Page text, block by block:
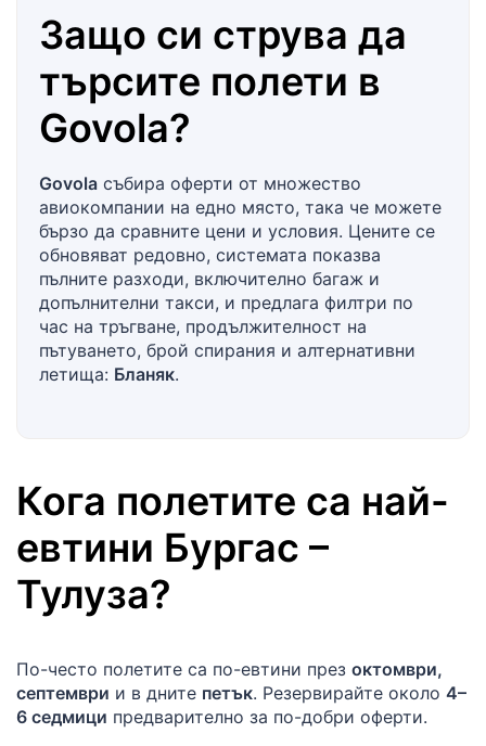
Защо си струва да
търсите полети в
Govola?
Govola събира оферти от множество
авиокомпании на едно място, така че можете
бързо да сравните цени и условия. Цените се
обновяват редовно, системата показва
пълните разходи, включително багаж и
допълнителни такси, и предлага филтри по
час на тръгване, продължителност на
пътуването, брой спирания и алтернативни
летища: Бланяк.
Кога полетите са най-
евтини Бургас –
Тулуза?
По-често полетите са по-евтини през октомври,
септември и в дните петък. Резервирайте около 4–
6 седмици предварително за по-добри оферти.